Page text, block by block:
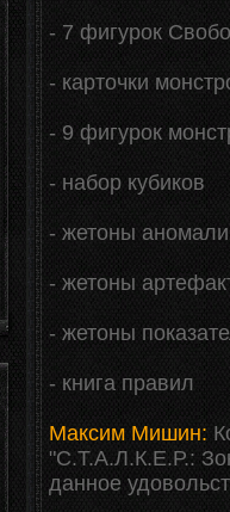
- 7 фигурок
- карточки
- 9 фигурок
- набор кубиков
- жетоны
- жетоны
- жетоны
- книга правил
Максим Мишин:
"С.Т.А.Л.К.Е.Р.:
данное